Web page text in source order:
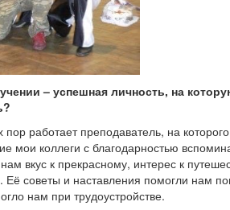
– успешная личность, на
работает преподаватель, на
мои коллеги с благодарностью
вкус к прекрасному, интерес к
советы и наставления помогли нам
нам при трудоустройстве.